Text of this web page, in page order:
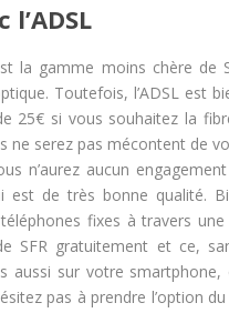
l’ADSL
la gamme moins chère de
Toutefois, l’ADSL est
25€ si vous souhaitez la
ne serez pas mécontent de
n’aurez aucun
est de très bonne qualité.
fixes à travers
SFR gratuitement et ce,
aussi sur votre
pas à prendre l’option